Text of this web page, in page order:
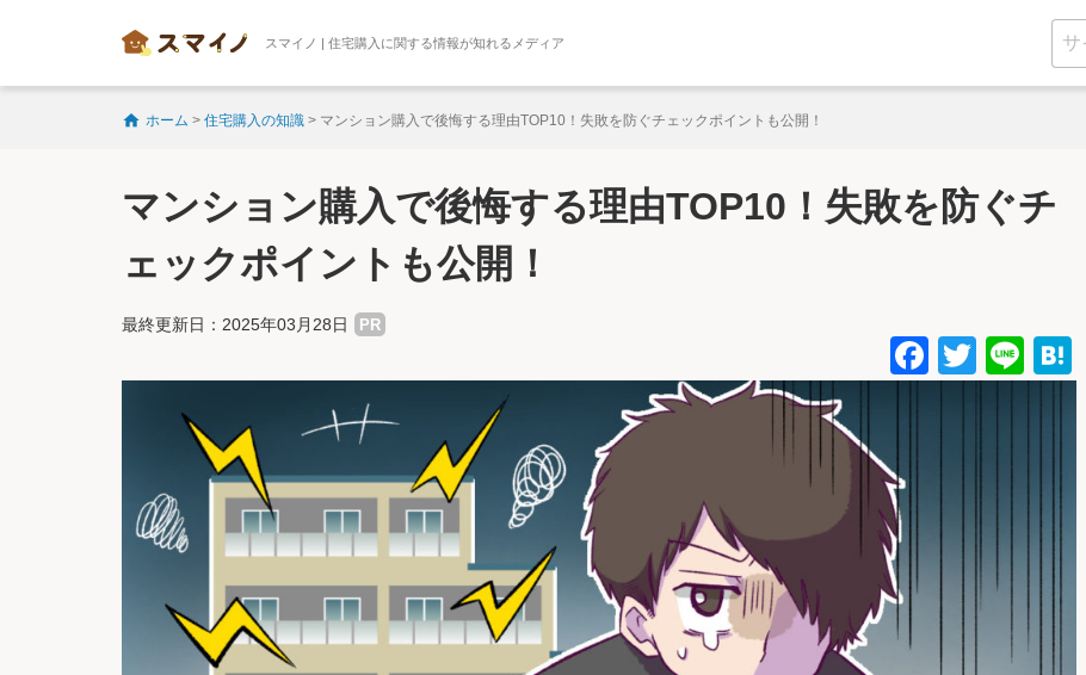
スマイノ | 住宅購入に関する情報が知れるメディア
ホーム > 住宅購入の知識 > マンション購入で後悔する理由TOP10！失敗を防ぐチェックポイントも公開！
マンション購入で後悔する理由TOP10！失敗を防ぐチ
ェックポイントも公開！
最終更新日：2025年03月28日 PR
Facebook
Twitter
Line